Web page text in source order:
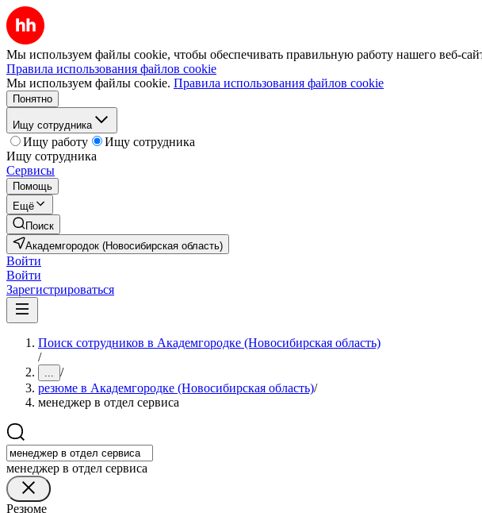
Мы используем файлы cookie, чтобы обеспечивать правильную работу нашего веб-
Правила использования файлов cookie
Мы используем файлы cookie. Правила использования файлов cookie
Понятно
Ищу сотрудника
Ищу работу
Ищу сотрудника
Ищу сотрудника
Сервисы
Помощь
Ещё
Поиск
Академгородок (Новосибирская область)
Войти
Войти
Зарегистрироваться
Поиск сотрудников в Академгородке (Новосибирская область)
/
... /
резюме в Академгородке (Новосибирская область)/
менеджер в отдел сервиса
менеджер в отдел сервиса
Резюме